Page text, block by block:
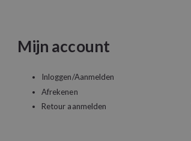
Mijn account
Inloggen/Aanmelden
Afrekenen
Retour aanmelden